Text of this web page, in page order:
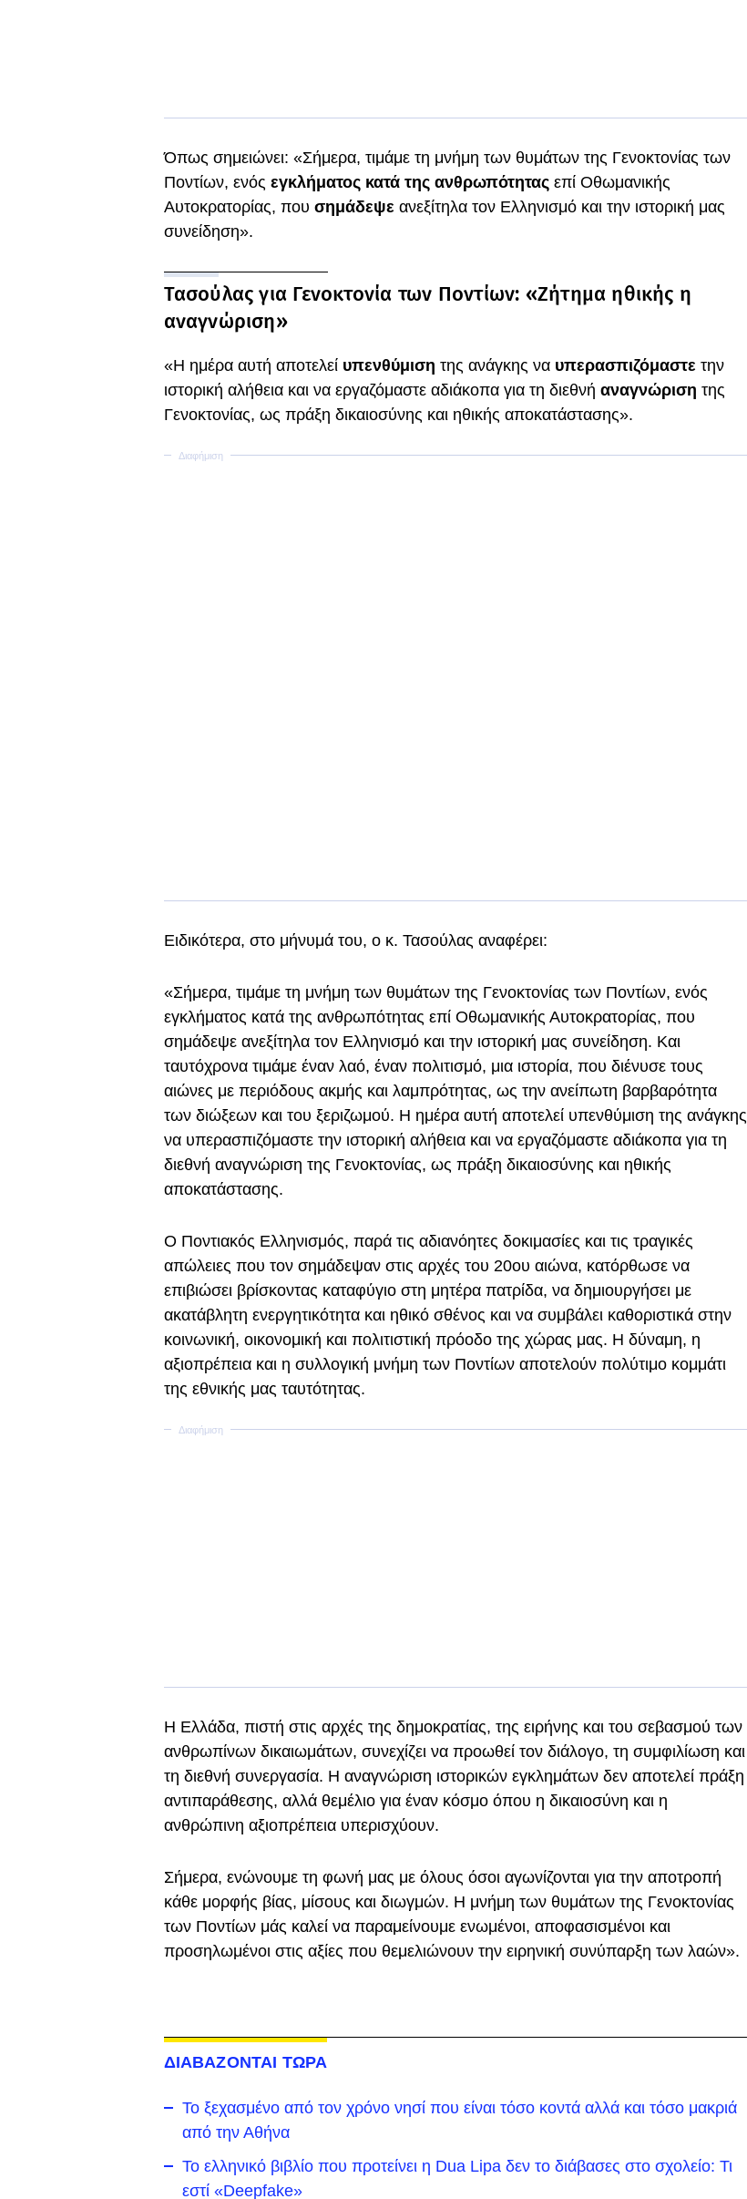
Όπως σημειώνει: «Σήμερα, τιμάμε τη μνήμη των θυμάτων της Γενοκτονίας των
Ποντίων, ενός εγκλήματος κατά της ανθρωπότηταςεπί Οθωμανικής
Αυτοκρατορίας, που σημάδεψε ανεξίτηλα τον Ελληνισμό και την ιστορική μας
συνείδηση».
Τασούλας για Γενοκτονία των Ποντίων: «Ζήτημα ηθικής η
αναγνώριση»
«Η ημέρα αυτή αποτελεί υπενθύμιση της ανάγκης να υπερασπιζόμαστε την
ιστορική αλήθεια και να εργαζόμαστε αδιάκοπα για τη διεθνή αναγνώριση της
Γενοκτονίας, ως πράξη δικαιοσύνης και ηθικής αποκατάστασης».
Ειδικότερα, στο μήνυμά του, ο κ. Τασούλας αναφέρει:
«Σήμερα, τιμάμε τη μνήμη των θυμάτων της Γενοκτονίας των Ποντίων, ενός
εγκλήματος κατά της ανθρωπότητας επί Οθωμανικής Αυτοκρατορίας, που
σημάδεψε ανεξίτηλα τον Ελληνισμό και την ιστορική μας συνείδηση. Και
ταυτόχρονα τιμάμε έναν λαό, έναν πολιτισμό, μια ιστορία, που διένυσε τους
αιώνες με περιόδους ακμής και λαμπρότητας, ως την ανείπωτη βαρβαρότητα
των διώξεων και του ξεριζωμού. Η ημέρα αυτή αποτελεί υπενθύμιση της ανάγκης
να υπερασπιζόμαστε την ιστορική αλήθεια και να εργαζόμαστε αδιάκοπα για τη
διεθνή αναγνώριση της Γενοκτονίας, ως πράξη δικαιοσύνης και ηθικής
αποκατάστασης.
Ο Ποντιακός Ελληνισμός, παρά τις αδιανόητες δοκιμασίες και τις τραγικές
απώλειες που τον σημάδεψαν στις αρχές του 20ου αιώνα, κατόρθωσε να
επιβιώσει βρίσκοντας καταφύγιο στη μητέρα πατρίδα, να δημιουργήσει με
ακατάβλητη ενεργητικότητα και ηθικό σθένος και να συμβάλει καθοριστικά στην
κοινωνική, οικονομική και πολιτιστική πρόοδο της χώρας μας. Η δύναμη, η
αξιοπρέπεια και η συλλογική μνήμη των Ποντίων αποτελούν πολύτιμο κομμάτι
της εθνικής μας ταυτότητας.
Η Ελλάδα, πιστή στις αρχές της δημοκρατίας, της ειρήνης και του σεβασμού των
ανθρωπίνων δικαιωμάτων, συνεχίζει να προωθεί τον διάλογο, τη συμφιλίωση και
τη διεθνή συνεργασία. Η αναγνώριση ιστορικών εγκλημάτων δεν αποτελεί πράξη
αντιπαράθεσης, αλλά θεμέλιο για έναν κόσμο όπου η δικαιοσύνη και η
ανθρώπινη αξιοπρέπεια υπερισχύουν.
Σήμερα, ενώνουμε τη φωνή μας με όλους όσοι αγωνίζονται για την αποτροπή
κάθε μορφής βίας, μίσους και διωγμών. Η μνήμη των θυμάτων της Γενοκτονίας
των Ποντίων μάς καλεί να παραμείνουμε ενωμένοι, αποφασισμένοι και
προσηλωμένοι στις αξίες που θεμελιώνουν την ειρηνική συνύπαρξη των λαών».
ΔΙΑΒΑΖΟΝΤΑΙ ΤΩΡΑ
To ξεχασμένο από τον χρόνο νησί που είναι τόσο κοντά αλλά και τόσο μακριά
από την Αθήνα
Το ελληνικό βιβλίο που προτείνει η Dua Lipa δεν το διάβασες στο σχολείο: Τι
εστί «Deepfake»